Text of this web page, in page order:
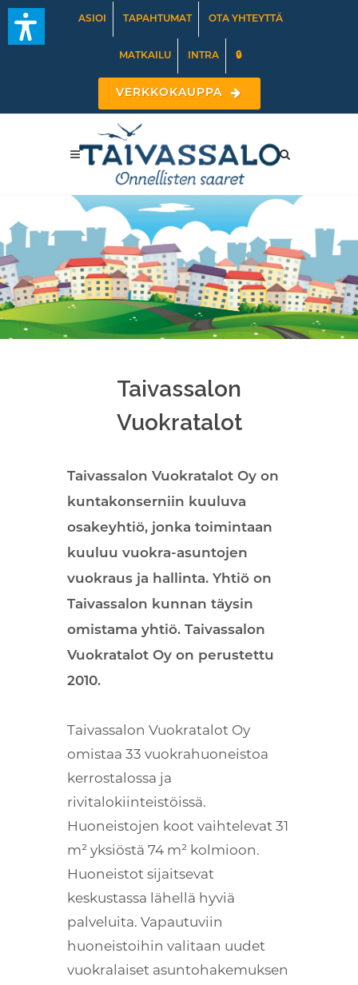
ASIOI TAPAHTUMAT OTA YHTEYTTÄ
MATKAILU INTRA 🔒
VERKKOKAUPPA
Kuuntele
Taivassalon
Vuokratalot
Taivassalon Vuokratalot Oy on
kuntakonserniin kuuluva
osakeyhtiö, jonka toimintaan
kuuluu vuokra-asuntojen
vuokraus ja hallinta. Yhtiö on
Taivassalon kunnan täysin
omistama yhtiö. Taivassalon
Vuokratalot Oy on perustettu
2010.
Taivassalon Vuokratalot Oy
omistaa 33 vuokrahuoneistoa
kerrostalossa ja
rivitalokiinteistöissä.
Huoneistojen koot vaihtelevat 31
m² yksiöstä 74 m² kolmioon.
Huoneistot sijaitsevat
keskustassa lähellä hyviä
palveluita. Vapautuviin
huoneistoihin valitaan uudet
vuokralaiset asuntohakemuksen